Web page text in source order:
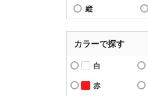
縦
カラーで探す
白
赤